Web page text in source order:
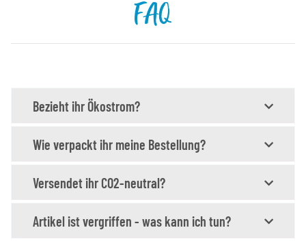
FAQ
Bezieht ihr Ökostrom?
Wie verpackt ihr meine Bestellung?
Versendet ihr CO2-neutral?
Artikel ist vergriffen - was kann ich tun?